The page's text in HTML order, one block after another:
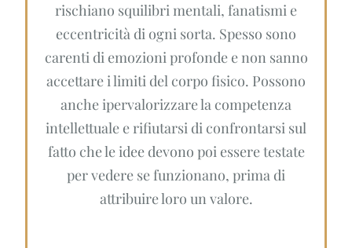
rischiano squilibri mentali, fanatismi e
eccentricità di ogni sorta. Spesso sono
carenti di emozioni profonde e non sanno
accettare i limiti del corpo fisico. Possono
anche ipervalorizzare la competenza
intellettuale e rifiutarsi di confrontarsi sul
fatto che le idee devono poi essere testate
per vedere se funzionano, prima di
attribuire loro un valore.